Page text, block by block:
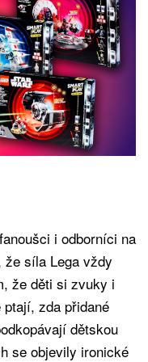
i odborníci na
že síla Lega vždy
že děti si zvuky i
zda přidané
dětskou
se objevily ironické